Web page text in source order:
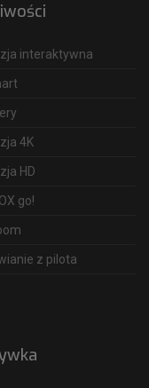
interaktywna
4K
HD
go!
z pilota